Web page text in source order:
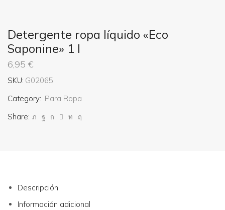
Detergente ropa líquido «Eco
Saponine» 1 l
6,95 €
SKU: G02065
Category: Para Ropa
Share:
Descripción
Información adicional